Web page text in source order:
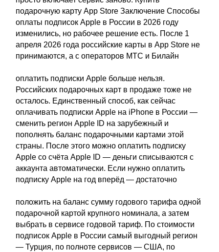
подарочную карту App Store Заключение Способы
оплаты подписок Apple в России в 2026 году
изменились, но рабочее решение есть. После 1
апреля 2026 года российские карты в App Store не
принимаются, а с операторов МТС и Билайн
оплатить подписки Apple больше нельзя.
Российских подарочных карт в продаже тоже не
осталось. Единственный способ, как сейчас
оплачивать подписки Apple на iPhone в России —
сменить регион Apple ID на зарубежный и
пополнять баланс подарочными картами этой
страны. После этого можно оплатить подписку
Apple со счёта Apple ID — деньги списываются с
аккаунта автоматически. Если нужно оплатить
подписку Apple на год вперёд — достаточно
положить на баланс сумму годового тарифа одной
подарочной картой крупного номинала, а затем
выбрать в сервисе годовой тариф. По стоимости
подписок Apple в России самый выгодный регион
— Турция, по полноте сервисов — США, по